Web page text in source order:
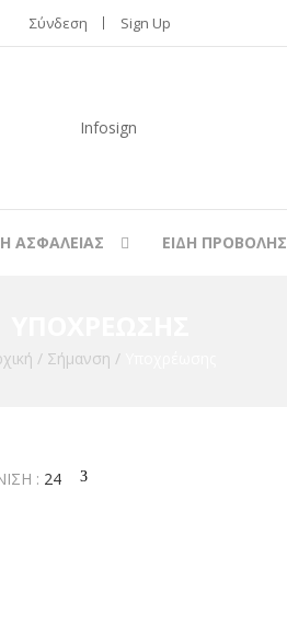
Σύνδεση Sign Up
ΑΣΦΑΛΕΙΑΣ ΕΙΔΗ ΠΡΟΒΟΛΗΣ
/ Σήμανση /
: 24